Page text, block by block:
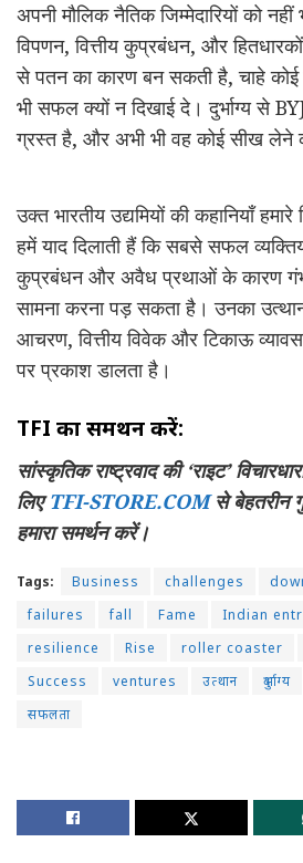
अपनी मौलिक नैतिक जिम्मेदारियों को
विपणन, वित्तीय कुप्रबंधन, और
से पतन का कारण बन सकती है, चाहे
भी सफल क्यों न दिखाई दे। दुर्भाग्य से
ग्रस्त है, और अभी भी वह कोई सीख लेने
उक्त भारतीय उद्यमियों की कहानियाँ
हमें याद दिलाती हैं कि सबसे सफल
कुप्रबंधन और अवैध प्रथाओं के कारण
सामना करना पड़ सकता है। उनका
आचरण, वित्तीय विवेक और टिकाऊ
पर प्रकाश डालता है।
TFI का समर्थन करें:
सांस्कृतिक राष्ट्रवाद की ‘राइट’
लिएTFI-STORE.COMसे बेहतरीन
हमारा समर्थन करें।
Tags: Business challenges
failures
fall Fame Indian
resilience
Rise roller coaster
Success
ventures उत्थान दुर्भाग्य
सफलता